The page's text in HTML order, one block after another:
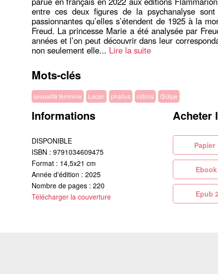
entre ces deux figures de la psychanalyse sont
passionnantes qu’elles s’étendent de 1925 à la
Freud. La princesse Marie a été analysée par
années et l’on peut découvrir dans leur
non seulement elle... Lire la suite
Mots-clés
sexualité féminine Lacan phallus clitoris Œdipe
Informations
DISPONIBLE
ISBN : 9791034609475
Format : 14,5x21 cm
Année d'édition : 2025
Nombre de pages : 220
Télécharger la couverture
Acheter